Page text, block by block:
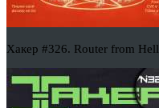
Хакер #326. Router from Hell